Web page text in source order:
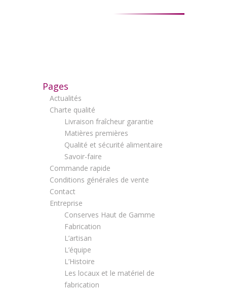
Pages
Actualités
Charte qualité
Livraison fraîcheur garantie
Matières premières
Qualité et sécurité alimentaire
Savoir-faire
Commande rapide
Conditions générales de vente
Contact
Entreprise
Conserves Haut de Gamme
Fabrication
L’artisan
L’équipe
L’Histoire
Les locaux et le matériel de
fabrication